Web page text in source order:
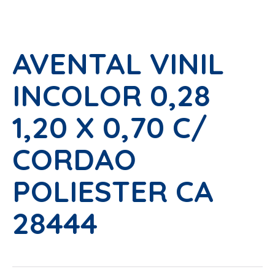
AVENTAL VINIL
INCOLOR 0,28
1,20 X 0,70 C/
CORDAO
POLIESTER CA
28444